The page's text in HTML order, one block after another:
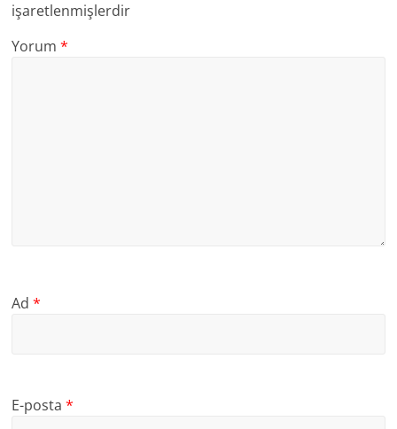
işaretlenmişlerdir
Yorum*
Ad*
E-posta*